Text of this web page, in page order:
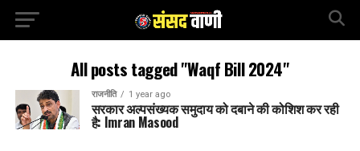
All posts tagged "Waqf Bill 2024"
राजनीति 1 year ago
सरकार अल्पसंख्यक समुदाय को दबाने की कोशिश कर रही
है: Imran Masood